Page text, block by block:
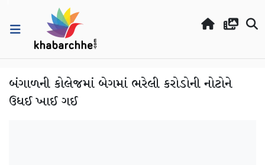
બંગાળની કોલેજમાં બેગમાં ભરેલી કરોડોની નોટોને
ઉધઈ ખાઈ ગઈ